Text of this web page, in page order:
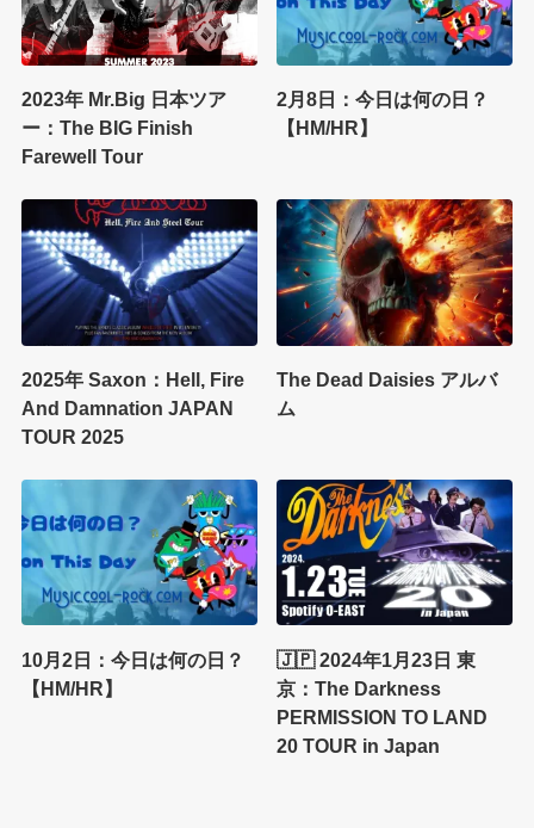
2023年 Mr.Big 日本ツア
ー：The BIG Finish
Farewell Tour
2月8日：今日は何の日？
【HM/HR】
2025年 Saxon：Hell, Fire
And Damnation JAPAN
TOUR 2025
The Dead Daisies アルバ
ム
10月2日：今日は何の日？
【HM/HR】
🇯🇵 2024年1月23日 東
京：The Darkness
PERMISSION TO LAND
20 TOUR in Japan